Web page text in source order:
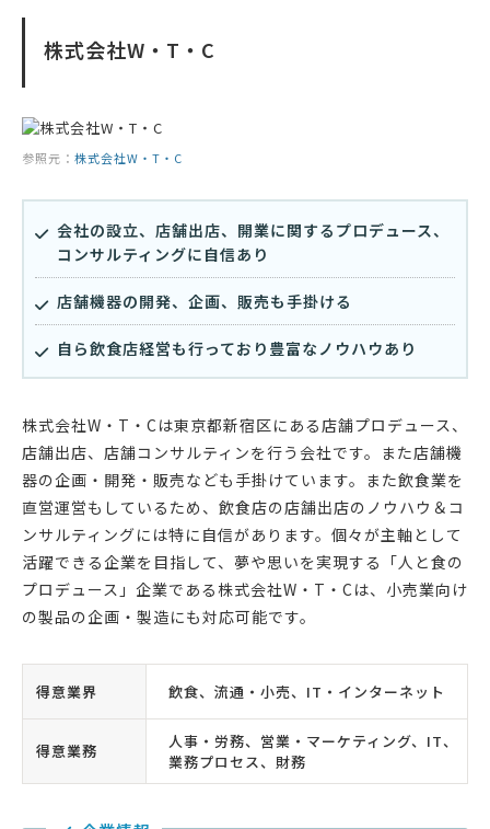
株式会社W・T・C
参照元： 株式会社W・T・C
会社の設立、店舗出店、開業に関するプロデュース、
コンサルティングに自信あり
店舗機器の開発、企画、販売も手掛ける
自ら飲食店経営も行っており豊富なノウハウあり
株式会社W・T・Cは東京都新宿区にある店舗プロデュース、
店舗出店、店舗コンサルティンを行う会社です。また店舗機
器の企画・開発・販売なども手掛けています。また飲食業を
直営運営もしているため、飲食店の店舗出店のノウハウ＆コ
ンサルティングには特に自信があります。個々が主軸として
活躍できる企業を目指して、夢や思いを実現する「人と食の
プロデュース」企業である株式会社W・T・Cは、小売業向け
の製品の企画・製造にも対応可能です。
得意業界 飲食、流通・小売、IT・インターネット
得意業務
人事・労務、営業・マーケティング、IT、
業務プロセス、財務